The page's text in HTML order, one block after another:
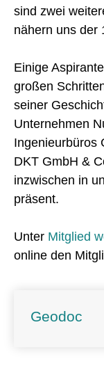
sind zwei
nähern uns der
Einige
großen
seiner
Unternehmen
Ingenieurbüros
DKT GmbH &
inzwischen in
präsent.
Unter Mitglied
online den
Geodoc